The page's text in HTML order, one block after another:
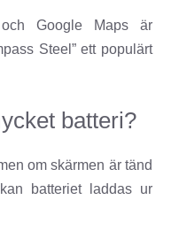
Google Maps är
Steel” ett populärt
batteri?
om skärmen är tänd
batteriet laddas ur